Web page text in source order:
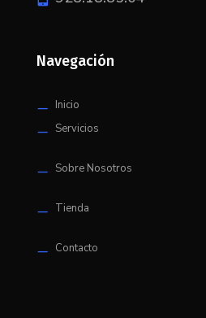
Navegación
K Inicio
K Servicios
K Sobre Nosotros
K Tienda
K Contacto